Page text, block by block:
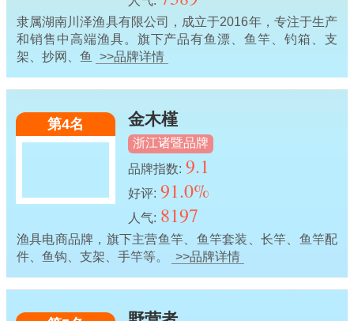
隶属湖南川泽渔具有限公司，成立于2016年，专注于生产
和销售中高端渔具。旗下产品有鱼漂、鱼竿、钓箱、支
架、抄网、鱼
>>品牌详情
第4名 金木槿
浙江诸暨品牌
品牌指数: 9.1
好评: 91.0%
人气: 8197
渔具电商品牌，旗下主营鱼竿、鱼竿套装、长竿、鱼竿配
件、鱼钩、支架、手竿等。
>>品牌详情